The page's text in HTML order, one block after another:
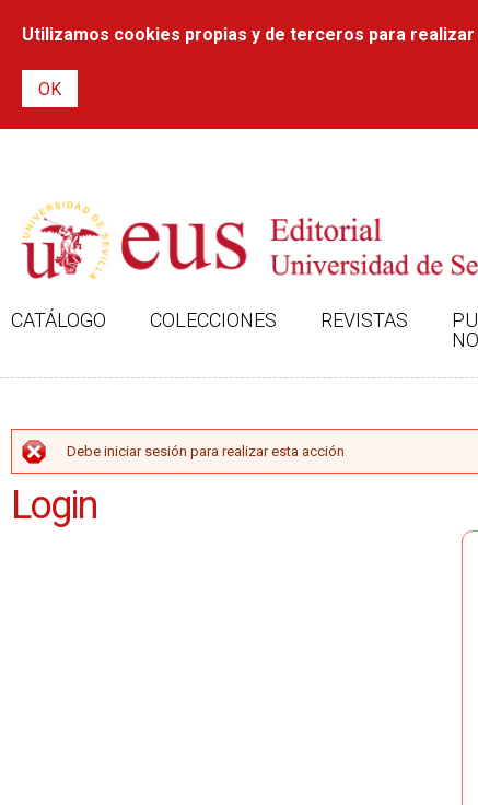
Utilizamos cookies propias y de terceros para
CATÁLOGO COLECCIONES REVISTAS
MENSAJE DE ERROR
Debe iniciar sesión para realizar esta acción
Login